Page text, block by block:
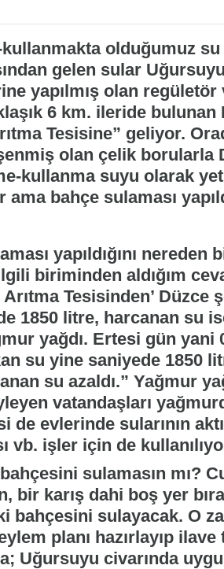
olduğumuz
gelen sular
yapılmış olan regületör
6 km. ileride
Tesisine” geliyor.
olan çelik borularla
kullanma suyu olarak
bahçe sulaması
yapıldığını
biriminden aldığım
Arıtma Tesisinden’
1850 litre, harcanan su
yağdı. Ertesi gün yani
su yine saniyede 1850
su azaldı.” Yağmur
vatandaşları
de evlerinde sularının
vb. işler için de
sulamasın mı?
bir karış dahi boş yer
bahçesini sulayacak. O
planı hazırlayıp
Uğursuyu civarında